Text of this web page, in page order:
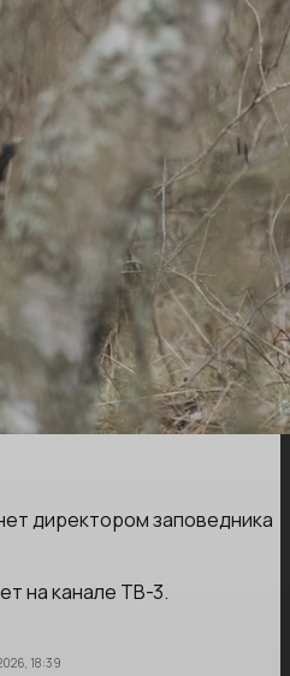
директором заповедника
на канале ТВ-3.
18:39